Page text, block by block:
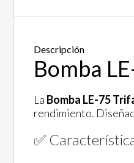
Descripción
Bomba
La Bomba LE-75
rendimiento.
✅